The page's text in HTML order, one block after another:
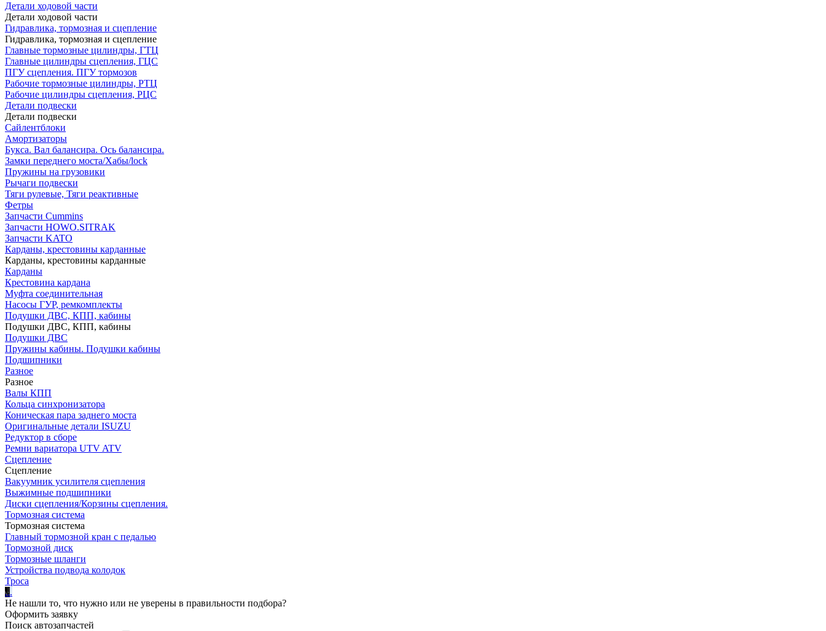
Детали ходовой части
Детали ходовой части
Гидравлика, тормозная и сцепление
Гидравлика, тормозная и сцепление
Главные тормозные цилиндры, ГТЦ
Главные цилиндры сцепления, ГЦС
ПГУ сцепления. ПГУ тормозов
Рабочие тормозные цилиндры, РТЦ
Рабочие цилиндры сцепления, РЦС
Детали подвески
Детали подвески
Cайлентблоки
Амортизаторы
Букса. Вал балансира. Ось балансира.
Замки переднего моста/Хабы/lock
Пружины на грузовики
Рычаги подвески
Тяги рулевые, Тяги реактивные
Фетры
Запчасти Cummins
Запчасти HOWO.SITRAK
Запчасти KATO
Карданы, крестовины карданные
Карданы, крестовины карданные
Карданы
Крестовина кардана
Муфта соединительная
Насосы ГУР, ремкомплекты
Подушки ДВС, КПП, кабины
Подушки ДВС, КПП, кабины
Подушки ДВС
Пружины кабины. Подушки кабины
Подшипники
Разное
Разное
Валы КПП
Кольца синхронизатора
Коническая пара заднего моста
Оригинальные детали ISUZU
Редуктор в сборе
Ремни вариатора UTV ATV
Сцепление
Сцепление
Вакуумник усилителя сцепления
Выжимные подшипники
Диски сцепления/Корзины сцепления.
Тормозная система
Тормозная система
Главный тормозной кран с педалью
Тормозной диск
Тормозные шланги
Устройства подвода колодок
Троса
...
Не нашли то, что нужно или не уверены в правильности подбора?
Оформить заявку
Поиск автозапчастей